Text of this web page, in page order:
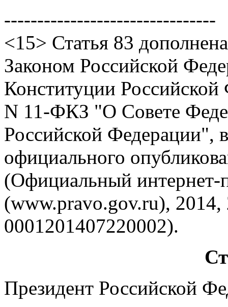
--------------------------------
<15> Статья 83
Законом Российской
Конституции
N 11-ФКЗ "О Совете
Российской Федерации",
официального
(Официальный интернет-
(www.pravo.gov.ru),
0001201407220002).
Президент Российской